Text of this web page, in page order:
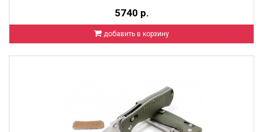
5740 р.
добавить в корзину